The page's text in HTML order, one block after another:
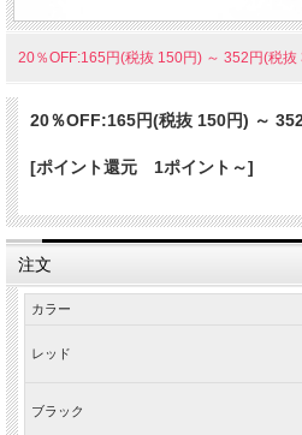
20％OFF:165円(税抜 150円) ～ 352円(税抜
20％OFF:165円(税抜 150円) ～
[ポイント還元 1ポイント～]
注文
カラー
レッド
ブラック